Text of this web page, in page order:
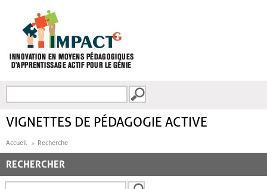
FORMULAIRE DE
VIGNETTES DE PÉDAGOGIE ACTIVE
Accueil Recherche
RECHERCHER